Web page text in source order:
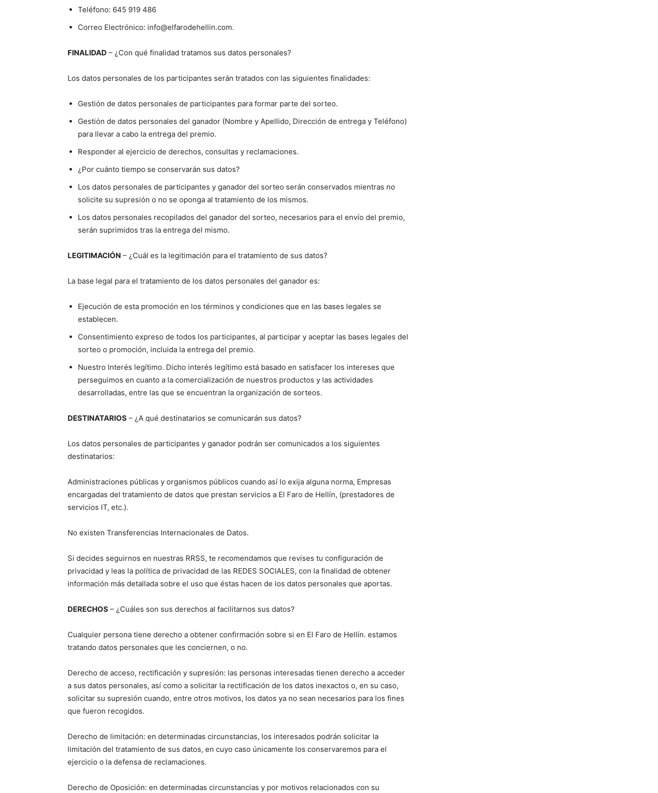
Teléfono: 645 919 486
Correo Electrónico: info@elfarodehellin.com.
FINALIDAD – ¿Con qué finalidad tratamos sus datos personales?
Los datos personales de los participantes serán tratados con las siguientes finalidades:
Gestión de datos personales de participantes para formar parte del sorteo.
Gestión de datos personales del ganador (Nombre y Apellido, Dirección de entrega y Teléfono)
para llevar a cabo la entrega del premio.
Responder al ejercicio de derechos, consultas y reclamaciones.
¿Por cuánto tiempo se conservarán sus datos?
Los datos personales de participantes y ganador del sorteo serán conservados mientras no
solicite su supresión o no se oponga al tratamiento de los mismos.
Los datos personales recopilados del ganador del sorteo, necesarios para el envío del premio,
serán suprimidos tras la entrega del mismo.
LEGITIMACIÓN – ¿Cuál es la legitimación para el tratamiento de sus datos?
La base legal para el tratamiento de los datos personales del ganador es:
Ejecución de esta promoción en los términos y condiciones que en las bases legales se
establecen.
Consentimiento expreso de todos los participantes, al participar y aceptar las bases legales del
sorteo o promoción, incluida la entrega del premio.
Nuestro Interés legítimo. Dicho interés legítimo está basado en satisfacer los intereses que
perseguimos en cuanto a la comercialización de nuestros productos y las actividades
desarrolladas, entre las que se encuentran la organización de sorteos.
DESTINATARIOS – ¿A qué destinatarios se comunicarán sus datos?
Los datos personales de participantes y ganador podrán ser comunicados a los siguientes
destinatarios:
Administraciones públicas y organismos públicos cuando así lo exija alguna norma, Empresas
encargadas del tratamiento de datos que prestan servicios a El Faro de Hellín, (prestadores de
servicios IT, etc.).
No existen Transferencias Internacionales de Datos.
Si decides seguirnos en nuestras RRSS, te recomendamos que revises tu configuración de
privacidad y leas la política de privacidad de las REDES SOCIALES, con la finalidad de obtener
información más detallada sobre el uso que éstas hacen de los datos personales que aportas.
DERECHOS – ¿Cuáles son sus derechos al facilitarnos sus datos?
Cualquier persona tiene derecho a obtener confirmación sobre si en El Faro de Hellín. estamos
tratando datos personales que les conciernen, o no.
Derecho de acceso, rectificación y supresión: las personas interesadas tienen derecho a acceder
a sus datos personales, así como a solicitar la rectificación de los datos inexactos o, en su caso,
solicitar su supresión cuando, entre otros motivos, los datos ya no sean necesarios para los fines
que fueron recogidos.
Derecho de limitación: en determinadas circunstancias, los interesados podrán solicitar la
limitación del tratamiento de sus datos, en cuyo caso únicamente los conservaremos para el
ejercicio o la defensa de reclamaciones.
Derecho de Oposición: en determinadas circunstancias y por motivos relacionados con su